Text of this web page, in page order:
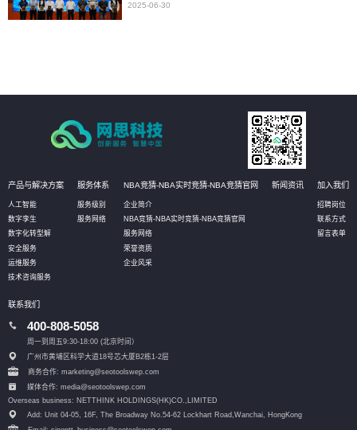
2025-06-30
产品与解决方案
人工智能
数字孪生
数字化转型解
安全服务
运维服务
技术咨询服务
服务体系
服务级别
服务网络
NBA竞猜-NBA实时竞猜-NBA竞猜官网
企业简介
NBA竞猜-NBA实时竞猜-NBA竞猜官网
服务网络
荣誉资质
企业风采
新闻资讯 加入我们
招聘岗位
联系方式
留言表单
联系我们
400-808-5058
周一到周五9:30-18:00 (北京时间）
广州市黄埔区科学大道18号芯大厦B2栋1-2层
商务合作: marketing@seotoolswep.com
媒体合作: media@seotoolswep.com
Overseas business: NETTHINK HOLDINGS(HK)CO.,LIMITED
Add: Unit 04-05, 16F, The Broadway No.54-62 Lockhart Road, Wanchai, HongKong